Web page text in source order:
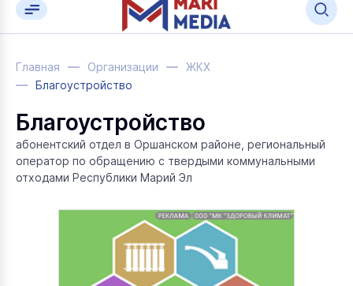
Главная Организации
ЖКХ
Благоустройство
Благоустройство
абонентский отдел в Оршанском районе, региональный
оператор по обращению с твердыми коммунальными
отходами Республики Марий Эл